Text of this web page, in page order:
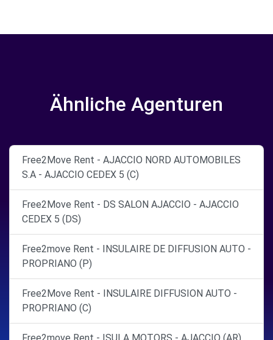
Ähnliche Agenturen
Free2Move Rent - AJACCIO NORD AUTOMOBILES
S.A - AJACCIO CEDEX 5 (C)
Free2Move Rent - DS SALON AJACCIO - AJACCIO
CEDEX 5 (DS)
Free2move Rent - INSULAIRE DE DIFFUSION AUTO -
PROPRIANO (P)
Free2Move Rent - INSULAIRE DIFFUSION AUTO -
PROPRIANO (C)